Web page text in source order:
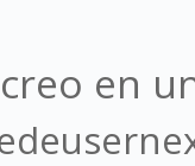
en